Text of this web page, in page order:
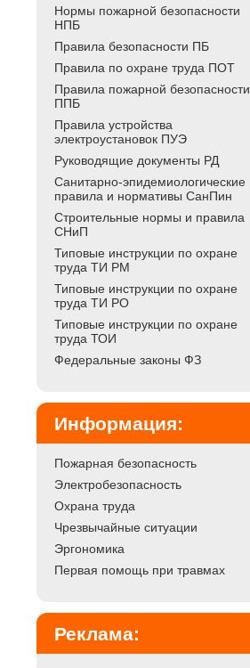
Нормы пожарной безопасности
НПБ
Правила безопасности ПБ
Правила по охране труда ПОТ
Правила пожарной безопасности
ППБ
Правила устройства
электроустановок ПУЭ
Руководящие документы РД
Санитарно-эпидемиологические
правила и нормативы СанПин
Строительные нормы и правила
СНиП
Типовые инструкции по охране
труда ТИ РМ
Типовые инструкции по охране
труда ТИ РО
Типовые инструкции по охране
труда ТОИ
Федеральные законы ФЗ
Информация:
Пожарная безопасность
Электробезопасность
Охрана труда
Чрезвычайные ситуации
Эргономика
Первая помощь при травмах
Реклама: